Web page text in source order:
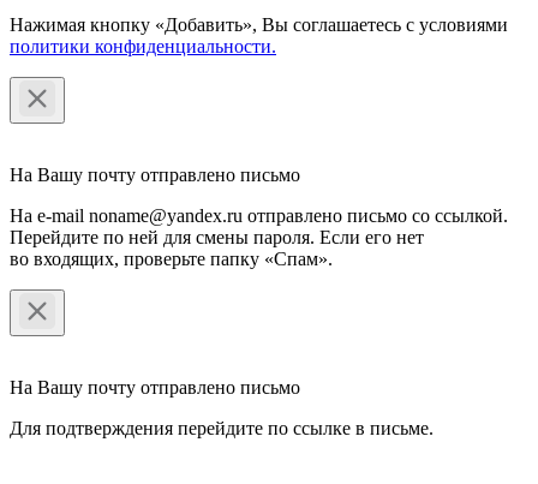
Нажимая кнопку «Добавить», Вы соглашаетесь c условиями
политики конфиденциальности.
На Вашу почту отправлено письмо
На e-mail noname@yandex.ru отправлено письмо со ссылкой.
Перейдите по ней для смены пароля. Если его нет
во входящих, проверьте папку «Спам».
На Вашу почту отправлено письмо
Для подтверждения перейдите по ссылке в письме.